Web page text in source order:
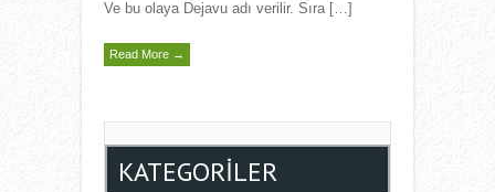
Ve bu olaya Dejavu adı verilir. Sıra […]
Read More →
KATEGORILER